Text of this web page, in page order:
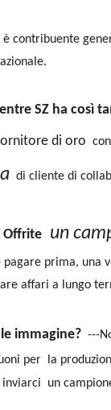
è contribuente
SZ ha così
di oro
di cliente di
Offrite un
prima, una
affari a lungo
immagine? ---
per la
un